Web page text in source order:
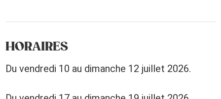
HORAIRES
Du vendredi 10 au dimanche 12 juillet 2026.